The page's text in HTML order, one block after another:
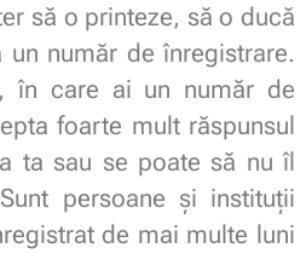
să o printeze, să o ducă
număr de înregistrare.
în care ai un număr de
foarte mult răspunsul
ta sau se poate să nu îl
persoane și instituții
de mai multe luni